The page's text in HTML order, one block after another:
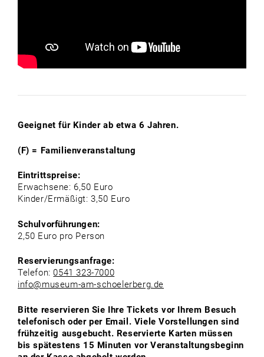
Geeignet für Kinder ab etwa 6 Jahren.
(F) = Familienveranstaltung
Eintrittspreise:
Erwachsene: 6,50 Euro
Kinder/Ermäßigt: 3,50 Euro
Schulvorführungen:
2,50 Euro pro Person
Reservierungsanfrage:
Telefon:0541 323-7000
info@museum-am-schoelerberg.de
Bitte reservieren Sie Ihre Tickets vor Ihrem Besuch
telefonisch oder per Email. Viele Vorstellungen sind
frühzeitig ausgebucht. Reservierte Karten müssen
bis spätestens 15 Minuten vor Veranstaltungsbeginn